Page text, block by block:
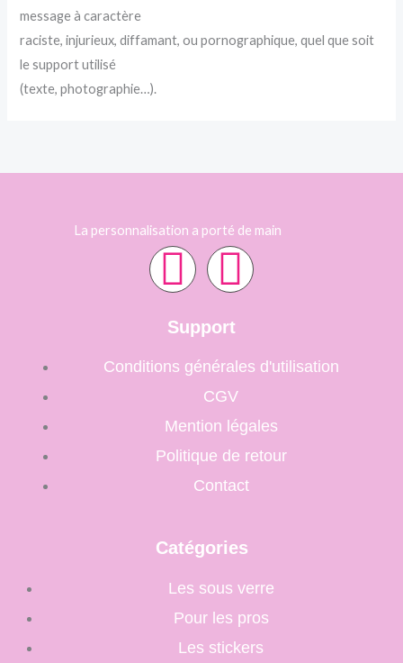
message à caractère
raciste, injurieux, diffamant, ou pornographique, quel que soit
le support utilisé
(texte, photographie…).
La personnalisation a porté de main
F
a
c
e
b
o
k
I
n
s
t
a
r
a
m
Support
Conditions générales d'utilisation
CGV
Mention légales
Politique de retour
Contact
Catégories
Les sous verre
Pour les pros
Les stickers